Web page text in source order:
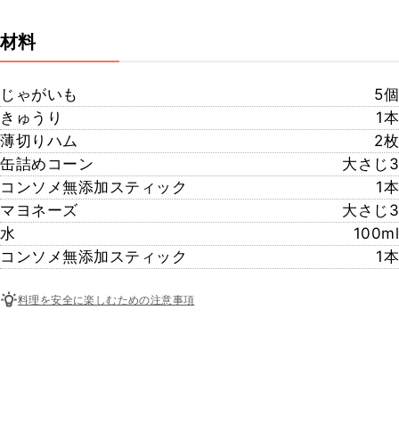
材料
じゃがいも
5個
きゅうり
1本
薄切りハム
2枚
缶詰めコーン
大さじ3
コンソメ無添加スティック
1本
マヨネーズ
大さじ3
水
100ml
コンソメ無添加スティック
1本
料理を安全に楽しむための注意事項